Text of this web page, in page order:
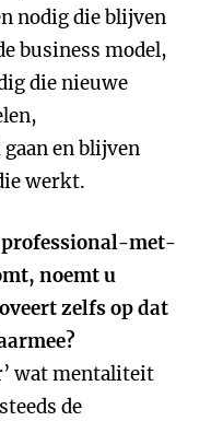
nodig die blijven
business model,
die nieuwe
en blijven
werkt.
professional-met-
noemt u
zelfs op dat
wat mentaliteit
de